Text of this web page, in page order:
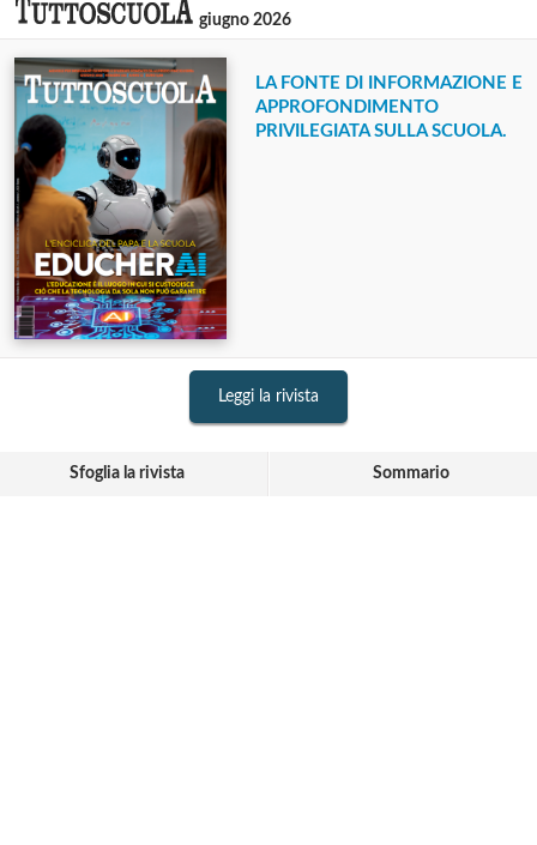
giugno 2026
LA FONTE DI INFORMAZIONE E
APPROFONDIMENTO
PRIVILEGIATA SULLA SCUOLA.
Leggi la rivista
Sfoglia la rivista Sommario